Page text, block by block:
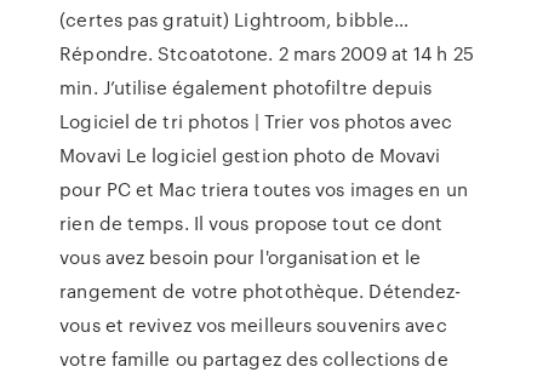
(certes pas gratuit) Lightroom, bibble…
Répondre. Stcoatotone. 2 mars 2009 at 14 h 25
min. J’utilise également photofiltre depuis
Logiciel de tri photos | Trier vos photos avec
Movavi Le logiciel gestion photo de Movavi
pour PC et Mac triera toutes vos images en un
rien de temps. Il vous propose tout ce dont
vous avez besoin pour l'organisation et le
rangement de votre photothèque. Détendez-
vous et revivez vos meilleurs souvenirs avec
votre famille ou partagez des collections de